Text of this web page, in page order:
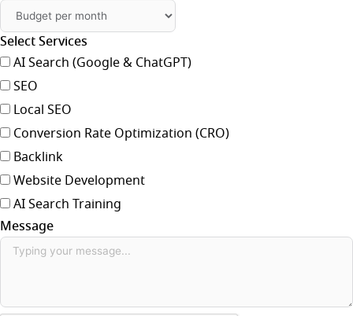
Select Services
AI Search (Google & ChatGPT)
SEO
Local SEO
Conversion Rate Optimization (CRO)
Backlink
Website Development
AI Search Training
Message